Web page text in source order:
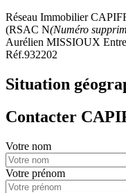
Réseau Immobilier
(RSAC N(Numéro
Aurélien MISSIOUX
Réf.932202
Situation
Contacter
Votre nom
Votre prénom